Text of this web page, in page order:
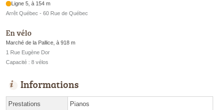
Ligne 5, à 154 m
Arrêt Québec - 60 Rue de Québec
En vélo
Marché de la Pallice, à 918 m
1 Rue Eugène Dor
Capacité : 8 vélos
Informations
Prestations Pianos